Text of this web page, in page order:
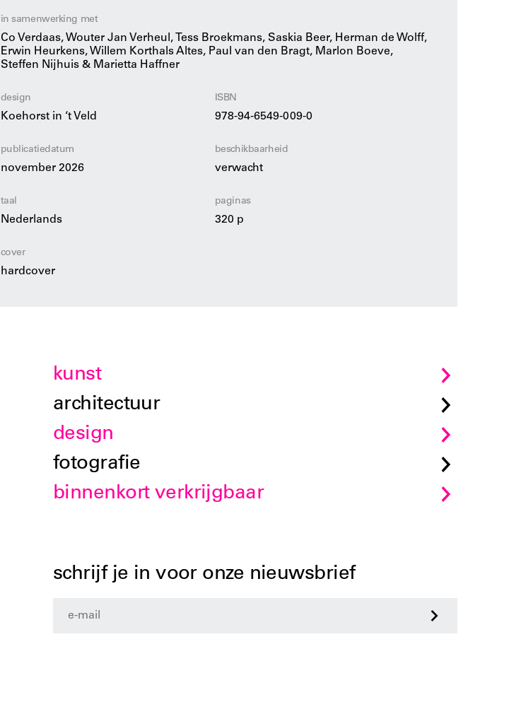
in samenwerking met
Co Verdaas, Wouter Jan Verheul, Tess Broekmans, Saskia Beer, Herman de Wolff,
Erwin Heurkens, Willem Korthals Altes, Paul van den Bragt, Marlon Boeve,
Steffen Nijhuis & Marietta Haffner
design
Koehorst in ‘t Veld
ISBN
978-94-6549-009-0
publicatiedatum
november 2026
beschikbaarheid
verwacht
taal
Nederlands
paginas
320 p
cover
hardcover
kunst
architectuur
design
fotografie
binnenkort verkrijgbaar
schrijf je in voor onze nieuwsbrief